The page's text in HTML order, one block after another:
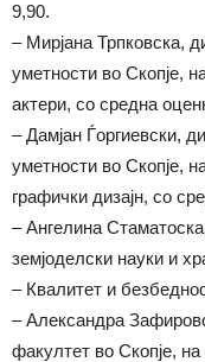
9,90.
– Мирјана Трпковска,
уметности во Скопје,
актери, со средна
– Дамјан Ѓоргиевски,
уметности во Скопје,
графички дизајн, со
– Ангелина
земјоделски науки и
– Квалитет и
– Александра
факултет во Скопје,